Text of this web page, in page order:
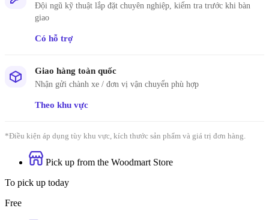
Đội ngũ kỹ thuật lắp đặt chuyên nghiệp, kiểm tra trước khi bàn
giao
Có hỗ trợ
Giao hàng toàn quốc
Nhận gửi chành xe / đơn vị vận chuyển phù hợp
Theo khu vực
*Điều kiện áp dụng tùy khu vực, kích thước sản phẩm và giá trị đơn hàng.
Pick up from the Woodmart Store
To pick up today
Free